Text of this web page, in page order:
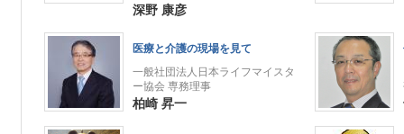
深野 康彦
医療と介護の現場を見て
一般社団法人日本ライフマイスタ
ー協会 専務理事
柏崎 昇一